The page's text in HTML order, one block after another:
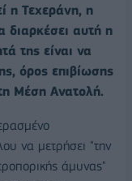
η Τεχεράνη, η
διαρκέσει αυτή η
της είναι να
όρος επιβίωσης
Μέση Ανατολή.
να μετρήσει "την
άμυνας"